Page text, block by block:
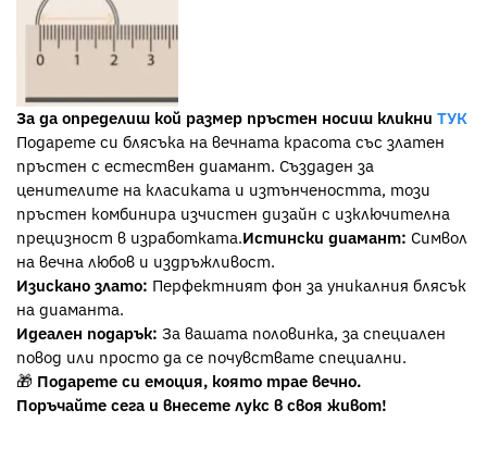
За да определиш кой размер пръстен носиш кликни ТУК
Подарете си блясъка на вечната красота със златен
пръстен с естествен диамант. Създаден за
ценителите на класиката и изтънчеността, този
пръстен комбинира изчистен дизайн с изключителна
прецизност в изработката.Истински диамант: Символ
на вечна любов и издръжливост.
Изискано злато: Перфектният фон за уникалния блясък
на диаманта.
Идеален подарък: За вашата половинка, за специален
повод или просто да се почувствате специални.
🎁 Подарете си емоция, която трае вечно.
Поръчайте сега и внесете лукс в своя живот!